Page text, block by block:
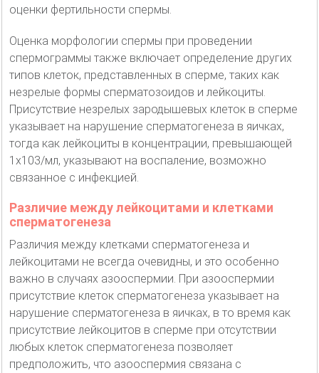
оценки фертильности спермы.
Оценка морфологии спермы при проведении
спермограммы также включает определение других
типов клеток, представленных в сперме, таких как
незрелые формы сперматозоидов и лейкоциты.
Присутствие незрелых зародышевых клеток в сперме
указывает на нарушение сперматогенеза в яичках,
тогда как лейкоциты в концентрации, превышающей
1x103/мл, указывают на воспаление, возможно
связанное с инфекцией.
Различие между лейкоцитами и клетками
сперматогенеза
Различия между клетками сперматогенеза и
лейкоцитами не всегда очевидны, и это особенно
важно в случаях азооспермии. При азооспермии
присутствие клеток сперматогенеза указывает на
нарушение сперматогенеза в яичках, в то время как
присутствие лейкоцитов в сперме при отсутствии
любых клеток сперматогенеза позволяет
предположить, что азооспермия связана с